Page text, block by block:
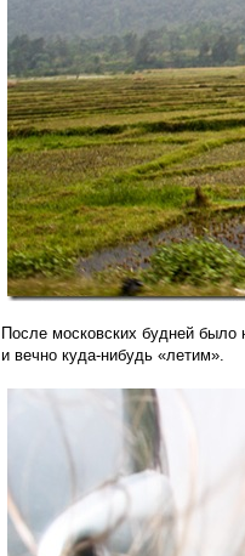
После московских будней
и вечно куда-нибудь «летим».